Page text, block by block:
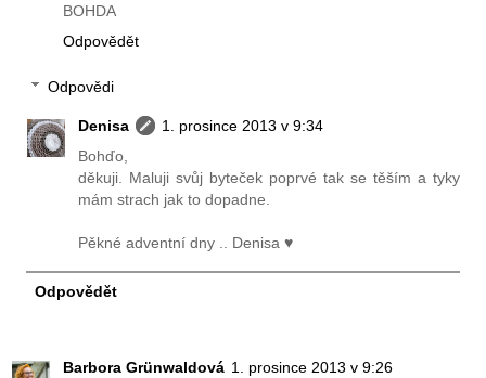
BOHDA
Odpovědět
Odpovědi
Denisa
1. prosince 2013 v 9:34
Bohďo,
děkuji. Maluji svůj byteček poprvé tak se těším a tyky
mám strach jak to dopadne.
Pěkné adventní dny .. Denisa ♥
Odpovědět
Barbora Grünwaldová 1. prosince 2013 v 9:26